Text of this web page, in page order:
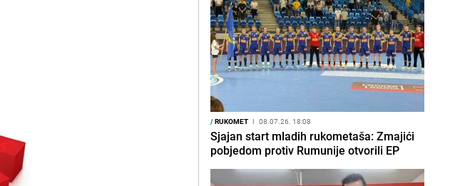
/RUKOMET I 08.07.26. 18:08
Sjajan start mladih rukometaša: Zmajići
pobjedom protiv Rumunije otvorili EP